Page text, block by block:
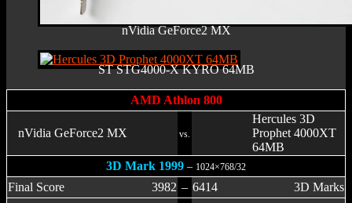
nVidia GeForce2 MX
ST STG4000-X KYRO 64MB
AMD Athlon 800
nVidia GeForce2 MX vs.
Hercules 3D
Prophet 4000XT
64MB
3D Mark 1999 – 1024×768/32
Final Score 3982 – 6414
3D Marks